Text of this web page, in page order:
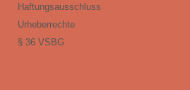
Haftungsausschluss
Urheberrechte
§ 36 VSBG